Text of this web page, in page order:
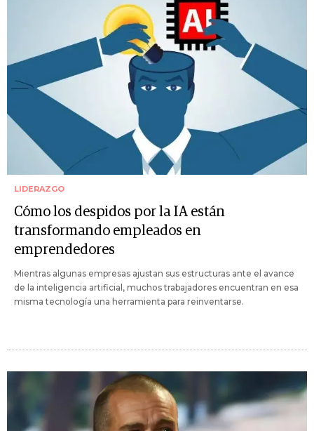
LIDERAZGO
Cómo los despidos por la IA están
transformando empleados en
emprendedores
Mientras algunas empresas ajustan sus estructuras ante el avance
de la inteligencia artificial, muchos trabajadores encuentran en esa
misma tecnología una herramienta para reinventarse.